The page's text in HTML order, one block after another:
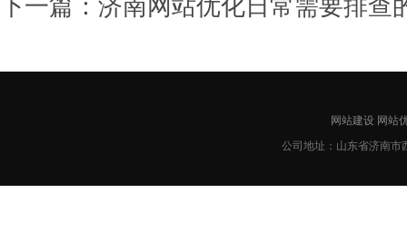
下一篇： 济南网站优化日常需要排查
网站建设 网站
公司地址：山东省济南